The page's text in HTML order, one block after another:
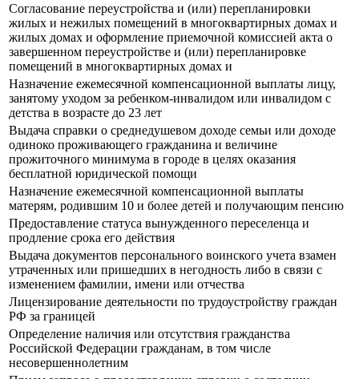
Согласование переустройства и (или) перепланировки
жилых и нежилых помещений в многоквартирных домах и
жилых домах и оформление приемочной комиссией акта о
завершенном переустройстве и (или) перепланировке
помещений в многоквартирных домах и
Назначение ежемесячной компенсационной выплаты лицу,
занятому уходом за ребенком-инвалидом или инвалидом с
детства в возрасте до 23 лет
Выдача справки о среднедушевом доходе семьи или доходе
одиноко проживающего гражданина и величине
прожиточного минимума в городе в целях оказания
бесплатной юридической помощи
Назначение ежемесячной компенсационной выплаты
матерям, родившим 10 и более детей и получающим пенсию
Предоставление статуса вынужденного переселенца и
продление срока его действия
Выдача документов персонального воинского учета взамен
утраченных или пришедших в негодность либо в связи с
изменением фамилии, имени или отчества
Лицензирование деятельности по трудоустройству граждан
РФ за границей
Определение наличия или отсутствия гражданства
Российской Федерации гражданам, в том числе
несовершеннолетним